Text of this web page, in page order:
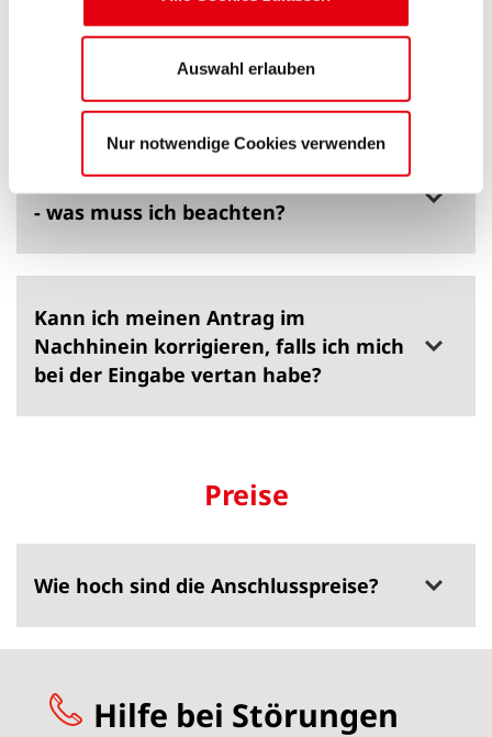
Auswahl erlauben
Nur notwendige Cookies verwenden
wie geht es jetzt weiter?
Ich habe eine Vollmacht vom Kunden
- was muss ich beachten?
Kann ich meinen Antrag im
Nachhinein korrigieren, falls ich mich
bei der Eingabe vertan habe?
Preise
Wie hoch sind die Anschlusspreise?
Hilfe bei Störungen